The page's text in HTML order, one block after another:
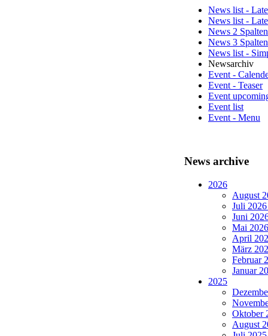
News list -
News list -
News 2
News 3
News list -
Newsarchiv
Event -
Event - Teaser
Event
Event list
Event - Menu
News archive
2026
August
Juli
Juni
Mai
April
März
Februar
Januar
2025
Oktober
August